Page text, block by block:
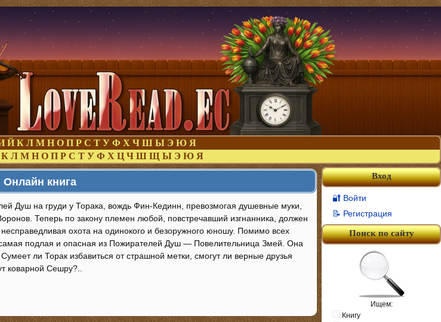
Й К Л М Н О П Р С Т У Ф Х Ч Ш Ы Э Ю Я
К Л М Н О П Р С Т У Ф Х Ц Ч Ш Щ Ы Э Ю Я
Онлайн книга
Душ на груди у Торака, вождь Фин-Кединн, превозмогая душевные муки,
Теперь по закону племен любой, повстречавший изгнанника, должен
охота на одинокого и безоружного юношу. Помимо всех
подлая и опасная из Пожирателей Душ — Повелительница Змей. Она
ли Торак избавиться от страшной метки, смогут ли верные друзья
коварной Сешру?..
Вход
🔐 Войти
📝 Регистрация
Поиск по сайту
Ищем:
Книгу